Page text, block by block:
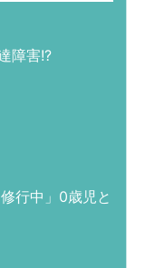
障害!?
行中」0歳児と